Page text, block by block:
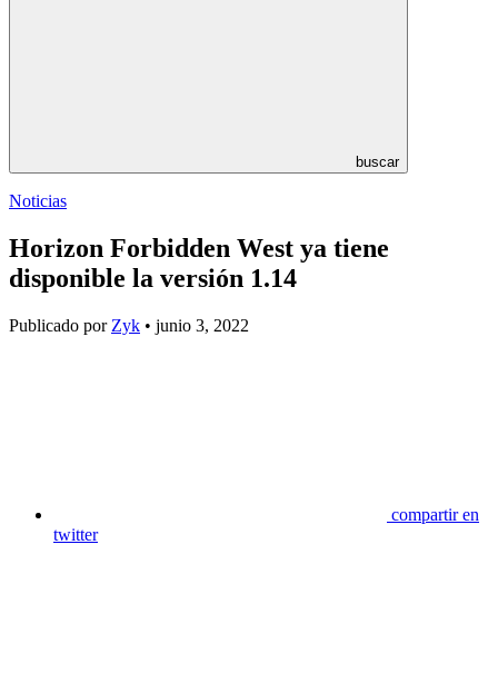
buscar
Noticias
Horizon Forbidden West ya tiene
disponible la versión 1.14
Publicado por Zyk • junio 3, 2022
compartir en
twitter